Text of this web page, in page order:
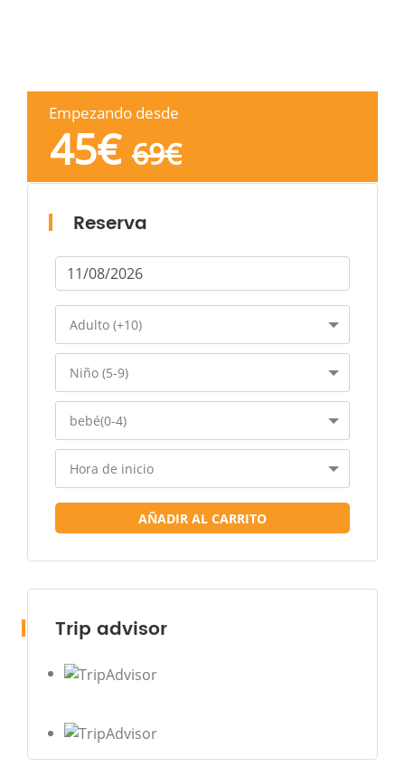
Empezando desde
45€ 69€
Reserva
Adulto (+10)
Niño (5-9)
bebé(0-4)
Hora de inicio
AÑADIR AL CARRITO
Trip advisor